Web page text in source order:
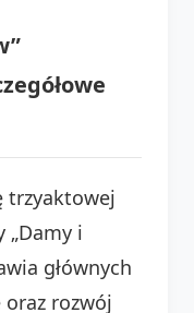
trzyaktowej
„Damy i
głównych
rozwój